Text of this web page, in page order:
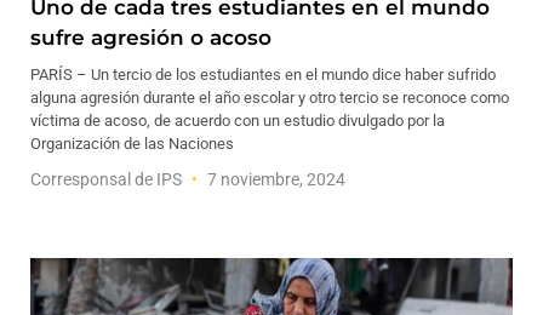
Uno de cada tres estudiantes en el mundo
sufre agresión o acoso
PARÍS – Un tercio de los estudiantes en el mundo dice haber sufrido
alguna agresión durante el año escolar y otro tercio se reconoce como
víctima de acoso, de acuerdo con un estudio divulgado por la
Organización de las Naciones
Corresponsal de IPS 7 noviembre, 2024